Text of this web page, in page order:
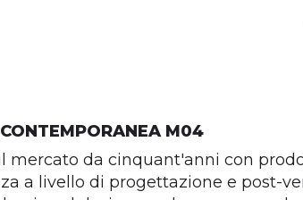
M04
mercato da cinquant'anni con
a livello di progettazione e post-